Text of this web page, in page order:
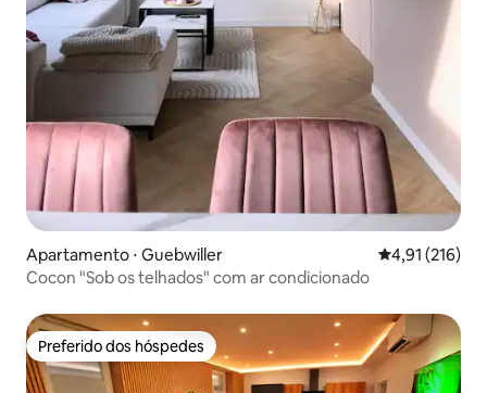
Apartamento ⋅ Guebwiller 4,91 de uma
4,91 (216)
Cocon "Sob os telhados" com ar condicionado
Preferido dos hóspedes
Preferido dos hóspedes